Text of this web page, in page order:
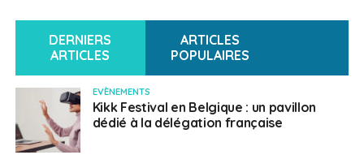
DERNIERS
ARTICLES
ARTICLES
POPULAIRES
EVÈNEMENTS
Kikk Festival en Belgique : un pavillon
dédié à la délégation française